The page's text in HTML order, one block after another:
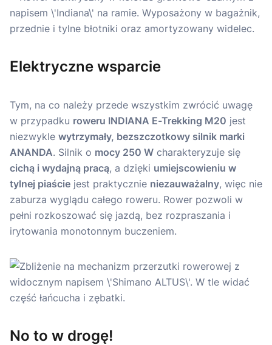
Elektryczne wsparcie
Tym, na co należy przede wszystkim zwrócić uwagę
w przypadku roweru INDIANA E-Trekking M20 jest
niezwykle wytrzymały, bezszczotkowy silnik marki
ANANDA. Silnik o mocy 250 W charakteryzuje się
cichą i wydajną pracą, a dzięki umiejscowieniu w
tylnej piaście jest praktycznie niezauważalny, więc nie
zaburza wyglądu całego roweru. Rower pozwoli w
pełni rozkoszować się jazdą, bez rozpraszania i
irytowania monotonnym buczeniem.
No to w drogę!